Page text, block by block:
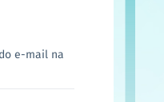
e-mail na